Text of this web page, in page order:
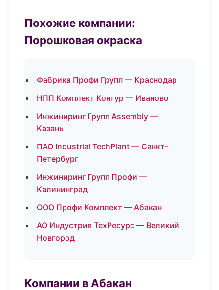
Похожие компании:
Порошковая окраска
Фабрика Профи Групп — Краснодар
НПП Комплект Контур — Иваново
Инжиниринг Групп Assembly —
Казань
ПАО Industrial TechPlant — Санкт-
Петербург
Инжиниринг Групп Профи —
Калининград
ООО Профи Комплект — Абакан
АО Индустрия ТехРесурс — Великий
Новгород
Компании в Абакан